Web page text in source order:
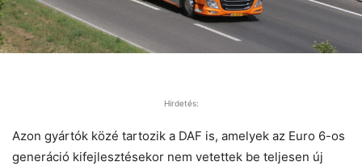
Hirdetés:
Azon gyártók közé tartozik a DAF is, amelyek az Euro 6-os
generáció kifejlesztésekor nem vetettek be teljesen új